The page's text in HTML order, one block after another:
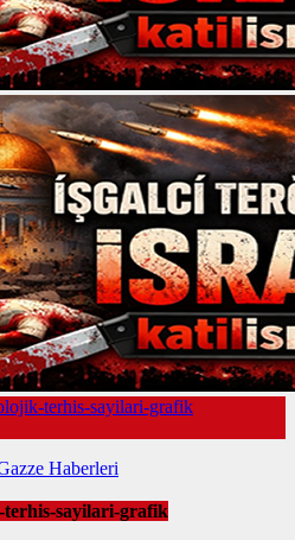
terhis-sayilari-grafik
Haberleri
sayilari-grafik